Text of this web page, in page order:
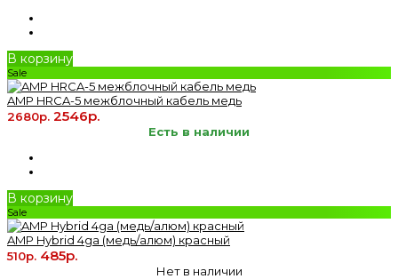
В корзину
Sale
AMP HRCA-5 межблочный кабель медь
2680р. 2546р.
Есть в наличии
В корзину
Sale
AMP Hybrid 4ga (медь/алюм) красный
510р. 485р.
Нет в наличии